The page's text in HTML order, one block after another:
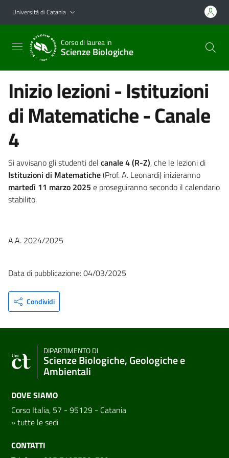
Vai al contenuto principale
Vai al menu di navigazione
Università di Catania
Corso di laurea in
Scienze Biologiche
Inizio lezioni - Istituzioni
di Matematiche - Canale
4
Si avvisano gli studenti del canale 4 (R-Z), che le lezioni di
Istituzioni di Matematiche(Prof. A. Leonardi) inizieranno
martedì 11 marzo 2025 e proseguiranno secondo il calendario
stabilito.
A.A. 2024/2025
Data di pubblicazione: 04/03/2025
Condividi
DIPARTIMENTO DI
Scienze Biologiche, Geologiche e
Ambientali
DOVE SIAMO
Corso Italia, 57 - 95129 - Catania
»tutte le sedi
CONTATTI